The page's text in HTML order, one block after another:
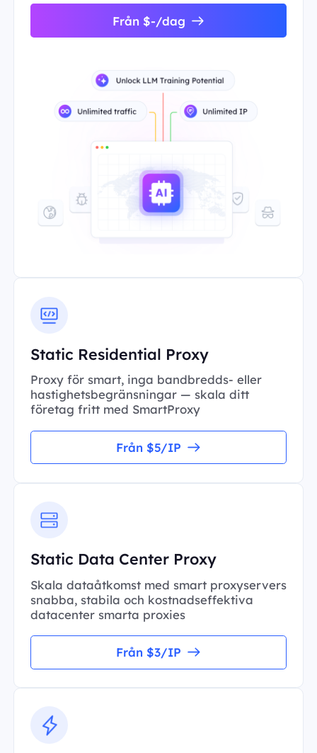
Från $-/dag
Static Residential Proxy
Proxy för smart, inga bandbredds- eller
hastighetsbegränsningar — skala ditt
företag fritt med SmartProxy
Från $5/IP
Static Data Center Proxy
Skala dataåtkomst med smart proxyservers
snabba, stabila och kostnadseffektiva
datacenter smarta proxies
Från $3/IP